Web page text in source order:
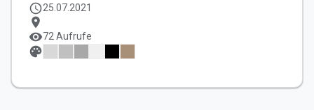
schedule25.07.2021
location_on
visibility72 Aufrufe
palette